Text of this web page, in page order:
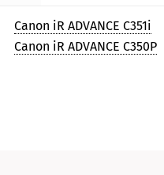
Canon iR ADVANCE C351i
Canon iR ADVANCE C350P